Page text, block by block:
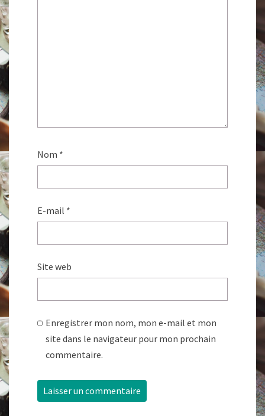
Nom *
E-mail *
Site web
Enregistrer mon nom, mon e-mail et mon
site dans le navigateur pour mon prochain
commentaire.